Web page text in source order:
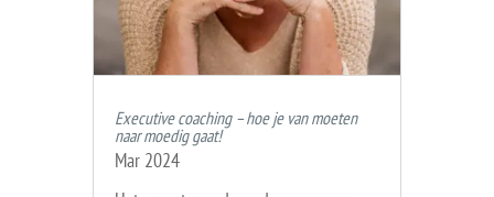
Executive coaching – hoe je van moeten
naar moedig gaat!
Mar 2024